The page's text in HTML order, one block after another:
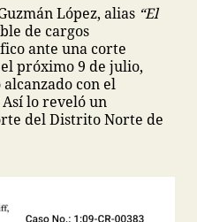
López, alias “El
de cargos
ante una corte
próximo 9 de julio,
con el
lo reveló un
del Distrito Norte de